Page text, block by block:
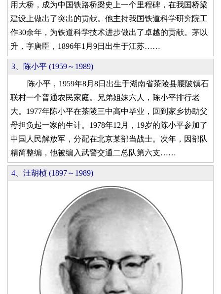
用大桥，成为中国铁路桥梁史上一个里程碑，在我国桥梁
建设上做出了突出的贡献。他主持我国铁道科学研究院工
作30余年，为铁道科学技术进步做出了卓越的贡献。茅以
升，字唐臣，1896年1月9日出生于江苏……
3、陈小平 (1959～1989)
陈小平，1959年8月8日出生于湖南省茶陵县腰陂镇石
联村一个普通农民家庭。兄弟姐妹六人，陈小平排行老
大。1977年陈小平在茶陵三中高中毕业，回到家乡协助父
母担负起一家的生计。1978年12月，19岁的陈小平参加了
中国人民解放军，分配在北京某部当战士。次年，因部队
精简整编，他被编入武警交通二总队第六支……
4、汪胡桢 (1897～1989)